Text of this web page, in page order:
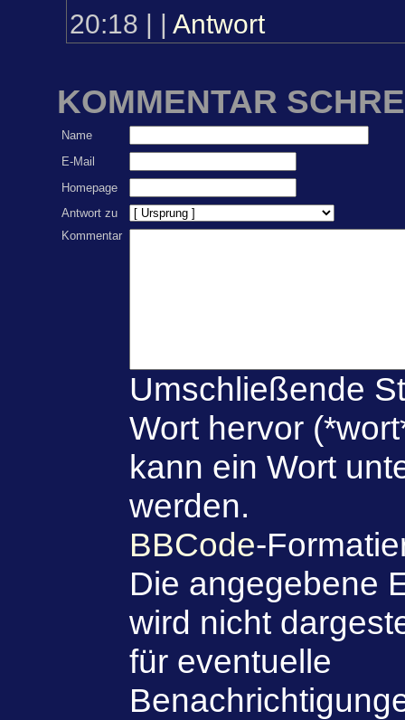
20:18 | | Antwort
KOMMENTAR
Name
E-Mail
Homepage
Antwort zu
Kommentar
Umschließende
Wort hervor
kann ein Wort
werden.
BBCode-
Die angegebene
wird nicht
für eventuelle